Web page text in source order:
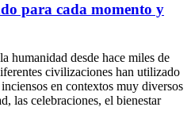
para cada momento y
humanidad desde hace miles de
civilizaciones han utilizado
en contextos muy diversos
las celebraciones, el bienestar